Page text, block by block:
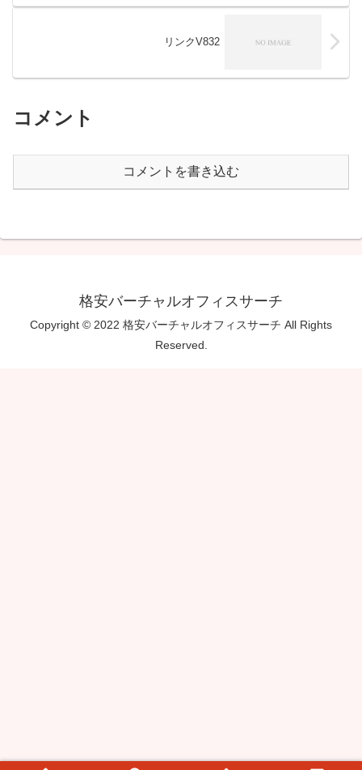
リンクV832
コメント
コメントを書き込む
格安バーチャルオフィスサーチ
Copyright © 2022 格安バーチャルオフィスサーチ All Rights
Reserved.